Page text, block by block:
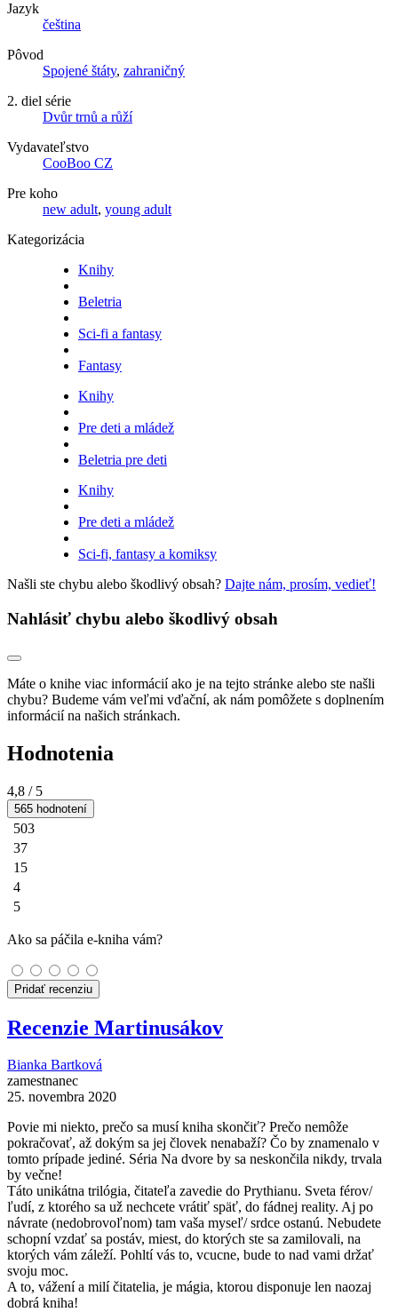
Jazyk
čeština
Pôvod
Spojené štáty, zahraničný
2. diel série
Dvůr trnů a růží
Vydavateľstvo
CooBoo CZ
Pre koho
new adult, young adult
Kategorizácia
Knihy
Beletria
Sci-fi a fantasy
Fantasy
Knihy
Pre deti a mládež
Beletria pre deti
Knihy
Pre deti a mládež
Sci-fi, fantasy a komiksy
Našli ste chybu alebo škodlivý obsah? Dajte nám, prosím, vedieť!
Nahlásiť chybu alebo škodlivý obsah
Máte o knihe viac informácií ako je na tejto stránke alebo ste našli
chybu? Budeme vám veľmi vďační, ak nám pomôžete s doplnením
informácií na našich stránkach.
Hodnotenia
4,8 / 5
565 hodnotení
503
37
15
4
5
Ako sa páčila e-kniha vám?
Pridať recenziu
Recenzie Martinusákov
Bianka Bartková
zamestnanec
25. novembra 2020
Povie mi niekto, prečo sa musí kniha skončiť? Prečo nemôže
pokračovať, až dokým sa jej človek nenabaží? Čo by znamenalo v
tomto prípade jediné. Séria Na dvore by sa neskončila nikdy, trvala
by večne!
Táto unikátna trilógia, čitateľa zavedie do Prythianu. Sveta férov/
ľudí, z ktorého sa už nechcete vrátiť späť, do fádnej reality. Aj po
návrate (nedobrovoľnom) tam vaša myseľ/ srdce ostanú. Nebudete
schopní vzdať sa postáv, miest, do ktorých ste sa zamilovali, na
ktorých vám záleží. Pohltí vás to, vcucne, bude to nad vami držať
svoju moc.
A to, vážení a milí čitatelia, je mágia, ktorou disponuje len naozaj
dobrá kniha!